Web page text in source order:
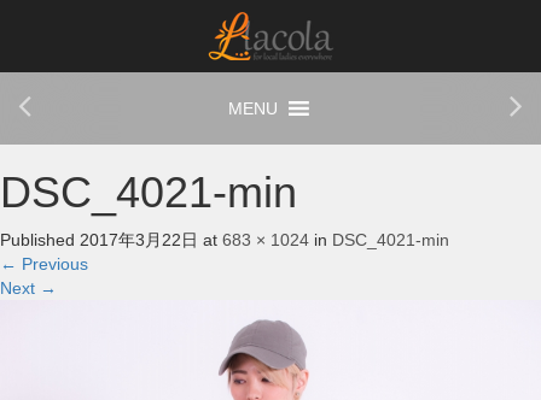
DSC_4021-min
Published 2017年3月22日 at 683 × 1024 in DSC_4021-min
← Previous
Next →